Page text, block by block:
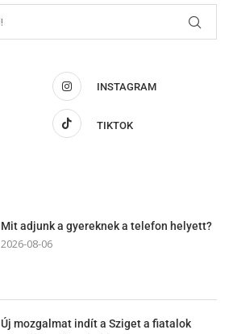
INSTAGRAM
TIKTOK
Mit adjunk a gyereknek a telefon helyett?
2026-08-06
Új mozgalmat indít a Sziget a fiatalok